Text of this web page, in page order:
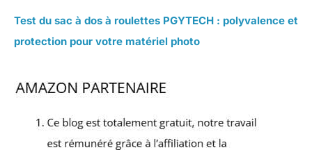
Test du sac à dos à roulettes PGYTECH : polyvalence et
protection pour votre matériel photo